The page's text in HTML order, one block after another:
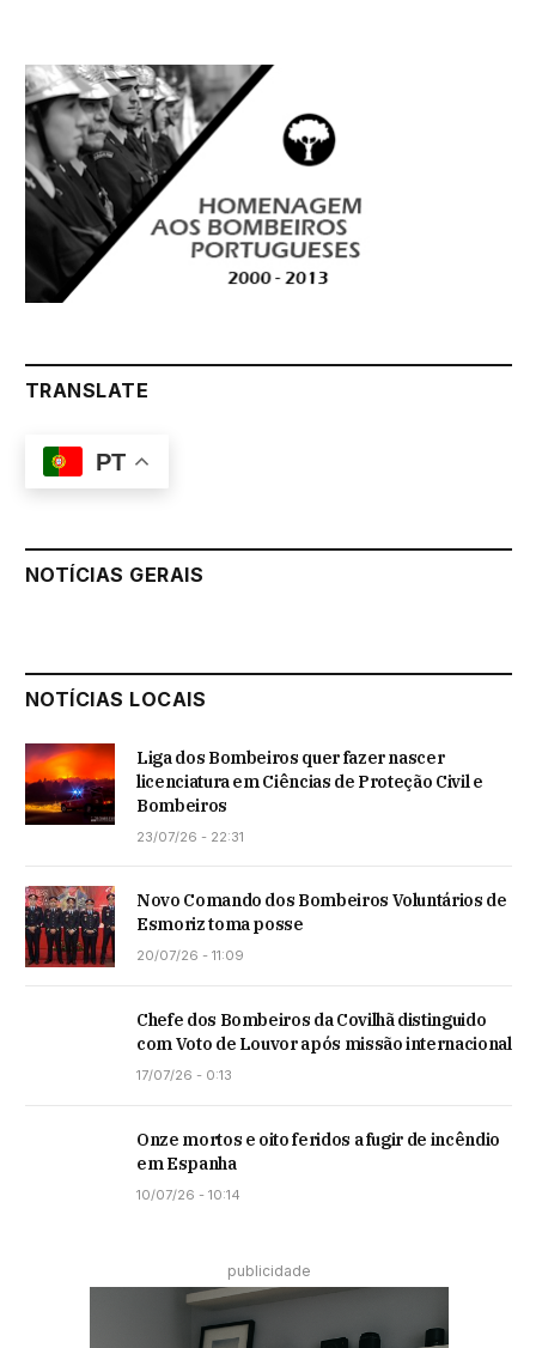
TRANSLATE
PT
NOTÍCIAS GERAIS
NOTÍCIAS LOCAIS
Liga dos Bombeiros quer fazer nascer
licenciatura em Ciências de Proteção Civil e
Bombeiros
23/07/26 - 22:31
Novo Comando dos Bombeiros Voluntários de
Esmoriz toma posse
20/07/26 - 11:09
Chefe dos Bombeiros da Covilhã distinguido
com Voto de Louvor após missão internacional
17/07/26 - 0:13
Onze mortos e oito feridos a fugir de incêndio
em Espanha
10/07/26 - 10:14
publicidade